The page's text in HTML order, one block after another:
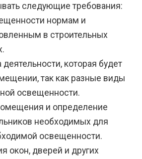
следующие требования:
нормам и
в строительных
которая будет
так как разные виды
освещенности.
и определение
необходимых для
освещенности.
окон, дверей и других